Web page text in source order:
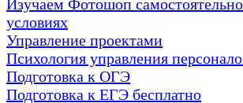
Изучаем Фотошоп
условиях
Управление проектами
Психология управления
Подготовка к ОГЭ
Подготовка к ЕГЭ бесплатно